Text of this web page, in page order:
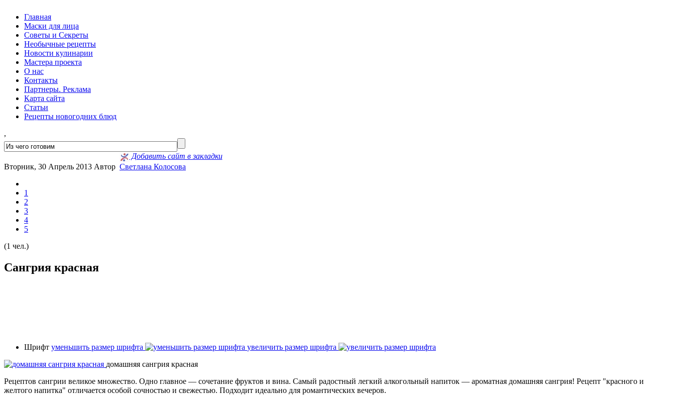
Главная
Маски для лица
Советы и Секреты
Необычные рецепты
Новости кулинарии
Мастера проекта
О нас
Контакты
Партнеры. Реклама
Карта сайта
Статьи
Рецепты новогодних блюд
,
Добавить сайт в закладки
Вторник, 30 Апрель 2013 Автор Светлана Колосова
1
2
3
4
5
(1 чел.)
Сангрия красная
Шрифт уменьшить размер шрифта
увеличить размер шрифта
домашняя сангрия красная
Рецептов сангрии великое множество. Одно главное — сочетание фруктов и вина. Самый радостный легкий алкогольный напиток — ароматная домашняя сангрия! Рецепт "красного и
желтого напитка" отличается особой сочностью и свежестью. Подходит идеально для романтических вечеров.